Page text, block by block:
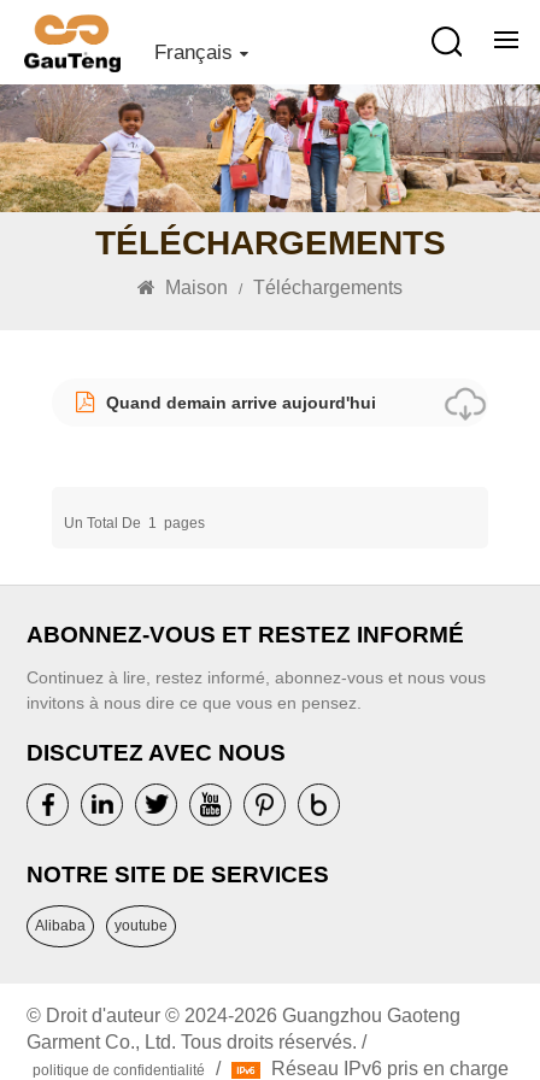
Français
TÉLÉCHARGEMENTS
Maison / Téléchargements
Quand demain arrive aujourd'hui
Un Total De 1 Pages
ABONNEZ-VOUS ET RESTEZ INFORMÉ
Continuez à lire, restez informé, abonnez-vous et nous vous
invitons à nous dire ce que vous en pensez.
DISCUTEZ AVEC NOUS
NOTRE SITE DE SERVICES
Alibaba youtube
© Droit d'auteur © 2024-2026 Guangzhou Gaoteng
Garment Co., Ltd. Tous droits réservés. /
politique de confidentialité / Réseau IPv6 pris en charge